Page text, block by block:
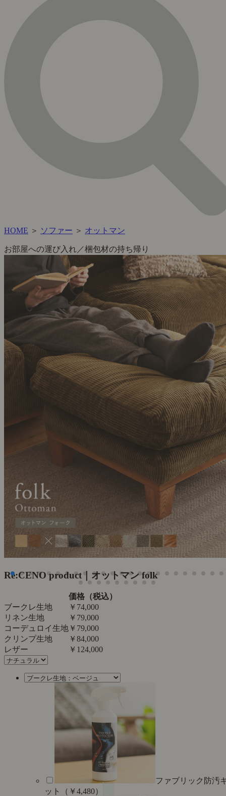
HOME ＞ ソファー ＞ オットマン
お部屋への運び入れ／梱包材の持ち帰り
Re:CENO product｜オットマン folk
価格（税込）
ブークレ生地
￥74,000
リネン生地
￥79,000
コーデュロイ生地 ￥79,000
クリンプ生地
￥84,000
レザー
￥124,000
ファブリック防汚
ット（￥4,480）